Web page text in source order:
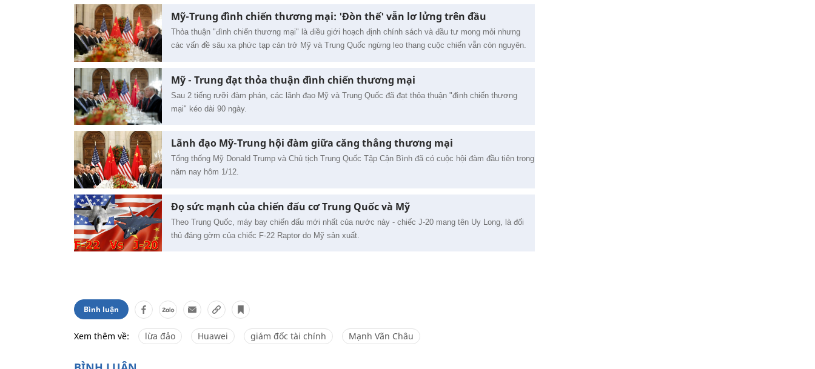
Mỹ-Trung đình chiến thương mại: 'Đòn thế' vẫn lơ lửng trên đầu
Thỏa thuận "đình chiến thương mại" là điều giới hoạch định chính sách và đầu tư mong mỏi nhưng
các vấn đề sâu xa phức tạp cản trở Mỹ và Trung Quốc ngừng leo thang cuộc chiến vẫn còn nguyên.
Mỹ - Trung đạt thỏa thuận đình chiến thương mại
Sau 2 tiếng rưỡi đàm phán, các lãnh đạo Mỹ và Trung Quốc đã đạt thỏa thuận "đình chiến thương
mại" kéo dài 90 ngày.
Lãnh đạo Mỹ-Trung hội đàm giữa căng thẳng thương mại
Tổng thống Mỹ Donald Trump và Chủ tịch Trung Quốc Tập Cận Bình đã có cuộc hội đàm đầu tiên trong
năm nay hôm 1/12.
Đọ sức mạnh của chiến đấu cơ Trung Quốc và Mỹ
Theo Trung Quốc, máy bay chiến đấu mới nhất của nước này - chiếc J-20 mang tên Uy Long, là đối
thủ đáng gờm của chiếc F-22 Raptor do Mỹ sản xuất.
Bình luận
Xem thêm về: lừa đảo Huawei giám đốc tài chính Mạnh Vãn Châu